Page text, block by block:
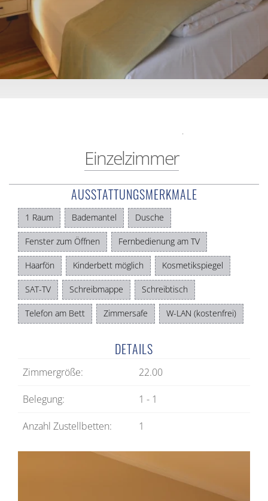
Einzelzimmer
.
AUSSTATTUNGSMERKMALE
1 Raum Bademantel Dusche
Fenster zum Öffnen Fernbedienung am TV
Haarfön Kinderbett möglich Kosmetikspiegel
SAT-TV Schreibmappe Schreibtisch
Telefon am Bett Zimmersafe W-LAN (kostenfrei)
DETAILS
Zimmergröße: 22.00
Belegung: 1 - 1
Anzahl Zustellbetten: 1